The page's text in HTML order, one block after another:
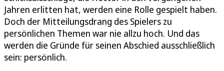
Jahren erlitten hat, werden eine Rolle gespielt haben.
Doch der Mitteilungsdrang des Spielers zu
persönlichen Themen war nie allzu hoch. Und das
werden die Gründe für seinen Abschied ausschließlich
sein: persönlich.